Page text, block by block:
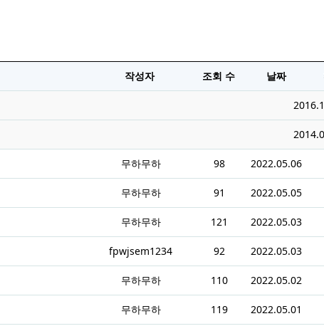
작성자 조회 수 날짜
무하무하 98 2022.05.06
무하무하 91 2022.05.05
무하무하 121 2022.05.03
fpwjsem1234 92 2022.05.03
무하무하 110 2022.05.02
무하무하 119 2022.05.01